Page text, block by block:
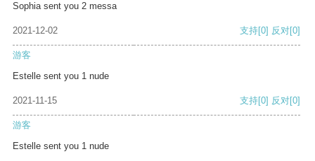
Sophia sent you 2 messa
2021-12-02 支持[0] 反对[0]
游客
Estelle sent you 1 nude
2021-11-15 支持[0] 反对[0]
游客
Estelle sent you 1 nude